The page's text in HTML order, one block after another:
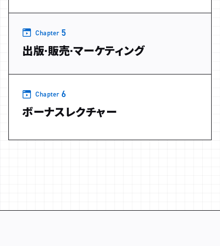
Chapter 5
出版·販売·マーケティング
Chapter 6
ボーナスレクチャー